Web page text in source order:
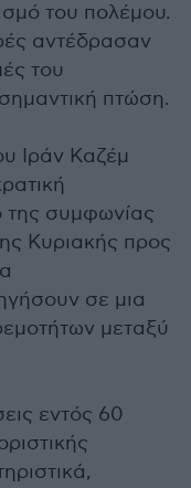
του πολέμου.
αντέδρασαν
του
πτώση.
Ιράν Καζέμ
της συμφωνίας
Κυριακής προς
σε μια
μεταξύ
εντός 60